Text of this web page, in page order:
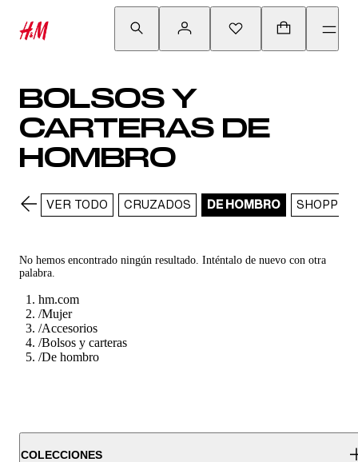
BOLSOS Y
CARTERAS DE
HOMBRO
VER TODO CRUZADOS DE HOMBRO SHOPPER
No hemos encontrado ningún resultado. Inténtalo de nuevo con otra
palabra.
hm.com
/Mujer
/Accesorios
/Bolsos y carteras
/De hombro
COLECCIONES